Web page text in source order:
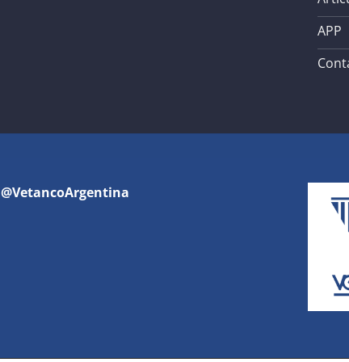
APP
@VetancoArgentina